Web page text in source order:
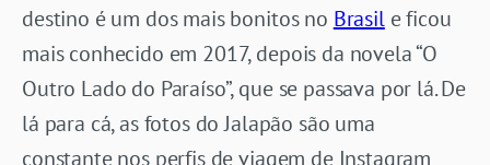
destino é um dos mais bonitos no Brasile ficou
mais conhecido em 2017, depois da novela “O
Outro Lado do Paraíso”, que se passava por lá. De
lá para cá, as fotos do Jalapão são uma
constante nos perfis de viagem de Instagram